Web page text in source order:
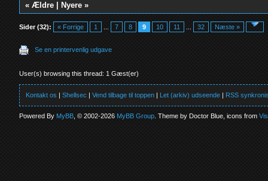
«Ældre Nyere »
Sider (32): « Forrige 1 7 8 9 10 11 32 Næste »
Se en printervenlig udgave
User(s) browsing this thread: 1 Gæst(er)
Kontakt os |Shellsec |Vend tilbage til toppen | Let (arkiv) udseende | RSS
Powered ByMyBB , © 2002-2026MyBB Group . Theme by Doctor Blue, icons from